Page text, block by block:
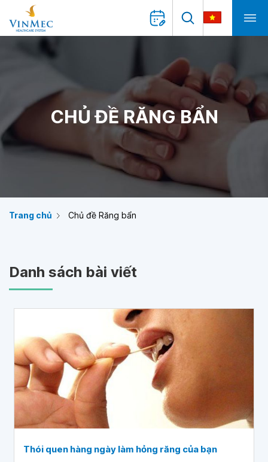
CHỦ ĐỀ RĂNG BẨN
Trang chủ Chủ đề Răng bẩn
Danh sách bài viết
Thói quen hàng ngày làm hỏng răng của bạn